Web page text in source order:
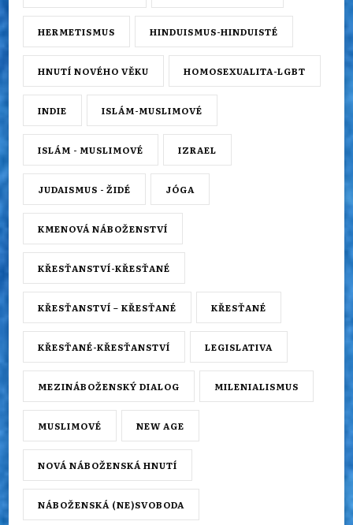
HERMETISMUS HINDUISMUS-HINDUISTÉ
HNUTÍ NOVÉHO VĚKU HOMOSEXUALITA-LGBT
INDIE ISLÁM-MUSLIMOVÉ
ISLÁM - MUSLIMOVÉ IZRAEL
JUDAISMUS - ŽIDÉ JÓGA
KMENOVÁ NÁBOŽENSTVÍ
KŘESŤANSTVÍ-KŘESŤANÉ
KŘESŤANSTVÍ – KŘESŤANÉ KŘESŤANÉ
KŘESŤANÉ-KŘESŤANSTVÍ LEGISLATIVA
MEZINÁBOŽENSKÝ DIALOG MILENIALISMUS
MUSLIMOVÉ NEW AGE
NOVÁ NÁBOŽENSKÁ HNUTÍ
NÁBOŽENSKÁ (NE)SVOBODA